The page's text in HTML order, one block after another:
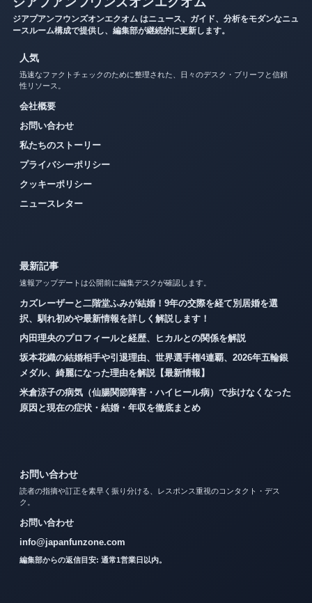
ジアプアンフウンズオンエクオム はニュース、ガイド、分析をモダンなニュ
ースルーム構成で提供し、編集部が継続的に更新します。
人気
迅速なファクトチェックのために整理された、日々のデスク・ブリーフと信頼
性リソース。
会社概要
お問い合わせ
私たちのストーリー
プライバシーポリシー
クッキーポリシー
ニュースレター
最新記事
速報アップデートは公開前に編集デスクが確認します。
カズレーザーと二階堂ふみが結婚！9年の交際を経て別居婚を選
択、馴れ初めや最新情報を詳しく解説します！
内田理央のプロフィールと経歴、ヒカルとの関係を解説
坂本花織の結婚相手や引退理由、世界選手権4連覇、2026年五輪銀
メダル、綺麗になった理由を解説【最新情報】
米倉涼子の病気（仙腸関節障害・ハイヒール病）で歩けなくなった
原因と現在の症状・結婚・年収を徹底まとめ
お問い合わせ
読者の指摘や訂正を素早く振り分ける、レスポンス重視のコンタクト・デス
ク。
お問い合わせ
info@japanfunzone.com
編集部からの返信目安: 通常1営業日以内。